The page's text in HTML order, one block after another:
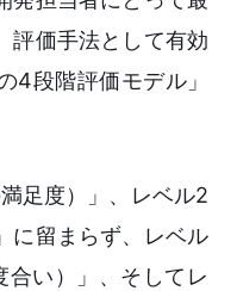
評価手法として有効
4段階評価モデル」
足度）」、レベル2
に留まらず、レベル
い）」、そしてレ